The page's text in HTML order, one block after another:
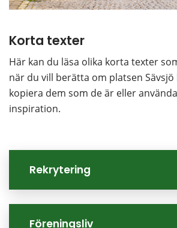
Korta texter
Här kan du läsa olika korta texter
när du vill berätta om platsen
kopiera dem som de är eller
inspiration.
Rekrytering
Föreningsliv